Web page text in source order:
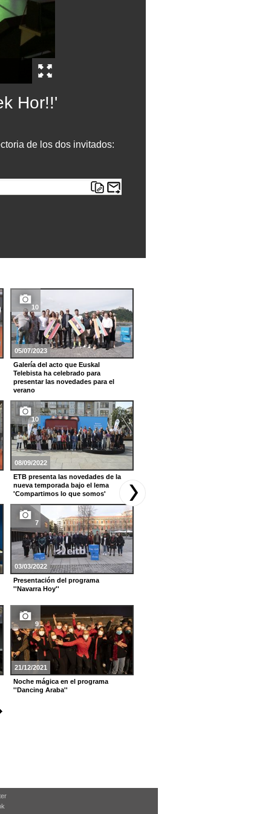
Hor!!'
de los dos invitados:
10
05/07/2023
Galería del acto que Euskal
Telebista ha celebrado para
presentar las novedades para el
verano
10
08/09/2022
ETB presenta las novedades de la
nueva temporada bajo el lema
'Compartimos lo que somos'
7
03/03/2022
Presentación del programa
''Navarra Hoy''
9
21/12/2021
Noche mágica en el programa
''Dancing Araba''